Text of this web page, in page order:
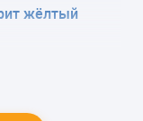
жёлтый